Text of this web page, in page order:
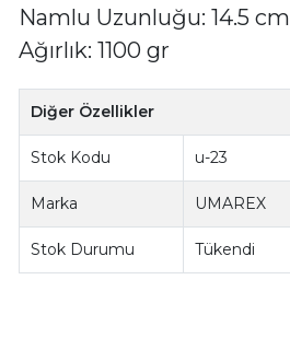
Namlu Uzunluğu: 14.5 cm
Ağırlık: 1100 gr
Diğer Özellikler
Stok Kodu u-23
Marka UMAREX
Stok Durumu Tükendi